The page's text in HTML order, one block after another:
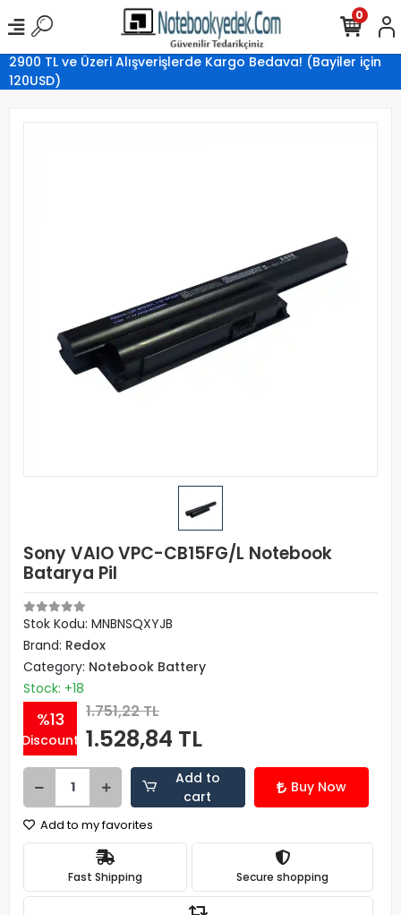
2900 TL ve Üzeri Alışverişlerde Kargo Bedava! (Bayiler için
120USD)
0
Sony VAIO VPC-CB15FG/L Notebook
Batarya Pil
Stok Kodu: MNBNSQXYJB
Brand: Redox
Category: Notebook Battery
Stock: +18
%13
Discount
1.751,22 TL
1.528,84 TL
Add to
cart
Buy Now
Add to my favorites
Fast Shipping Secure shopping